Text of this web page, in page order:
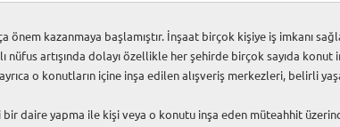
önem kazanmaya başlamıştır. İnşaat birçok kişiye iş imkanı
nüfus artışında dolayı özellikle her şehirde birçok sayıda
o konutların içine inşa edilen alışveriş merkezleri, belirli
yapma ile kişi veya o konutu inşa eden müteahhit